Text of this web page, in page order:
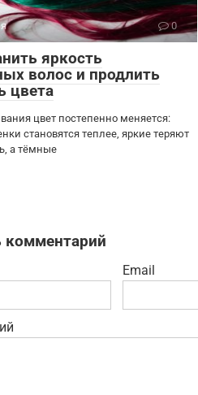
0
яркость
волос и продлить
цвета
цвет постепенно меняется:
становятся теплее, яркие теряют
а тёмные
комментарий
Email